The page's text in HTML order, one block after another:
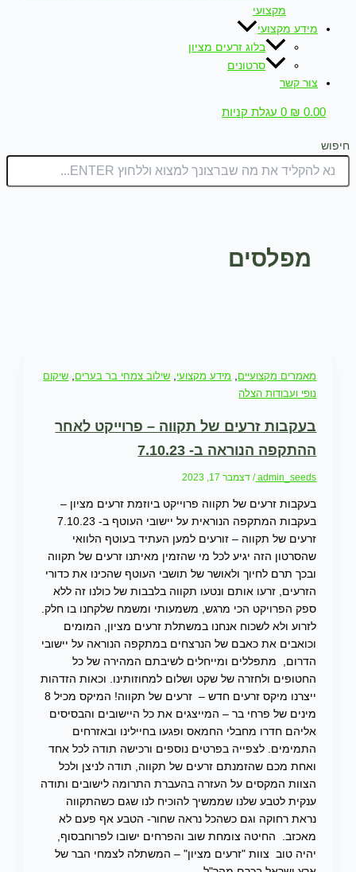
מקצועי
מידע מקצועי
בלוג זרעים מציון
סרטונים
צור קשר
₪ 0.00
0 עגלת קניות
חיפוש
מפלסים
מאמרים מקצועיים מידע מקצועי שילוב צמחי בר בערים שיקום
נופי ועבודות הצלה
בעקבות זרעים של תקווה – פרוייקט לאחר
ההתקפה הנוראה ב- 7.10.23
admin_seeds
/ דצמבר 17, 2023
בעקבות זרעים של תקווה פרוייקט ביוזמת זרעים מציון –
בעקבות המתקפה הנוראית על יישובי העוטף ב- 7.10.23
זרעים של תקווה – זורעים למען העתיד בעוטף הלוואי
שהסרטון הזה יגיע לכל מי שהזמין מאיתנו זרעים של תקווה
ובכך תרם לחיוך ולאושר של תושבי העוטף שהכינו את כדורי
הזרעים, זרעו אותם ונטעו תקווה בלבבות של כולנו זה ללא
ספק הפרויקט הכי מרגש, משמעותי ומשמח שלקחנו בו חלק.
לזרוע ולא לשכוח אנחנו במשתלת זרעים מציון, המומים
וכואבים את כאבם של הנרצחים במתקפה הנוראה על יישובי
הדרום, מתפללים ומייחלים לשיבתם המהירה של כל
החטופים ולחזרה של שקט ושלום למחוזותינו. וכאות הזדהות
ייצרנו מיקס זרעים חדש – זרעים של תקווה! המיקס מכיל 8
מינים של פרחי בר – המייצגים את כל היישובים והבסיסים
אליהם חדרו מחבלי החמאס ופגעו בחיילינו ובאזרחים
התמימים. לצפייה בפרטים נוספים ורכישה תודה לכל אחד
ואחת מכם שהזמנתם זרעים של תקווה, תודה לניצן ולכל
הצוות המקסים על העזרה בהעברת התרומה לישובים ותודה
ענקית לטבע שלנו שממשיך להוכיח לנו שגם כשהתקווה
נראת רחוקה וגם כשהכל נראה שחור- הטבע אף פעם לא
מאכזב. החיטה צומחת שוב והפרחים ישובו לפרוחבסוף,
יהיה טוב צוות "זרעים מציון" – המשתלה לצמחי הבר של